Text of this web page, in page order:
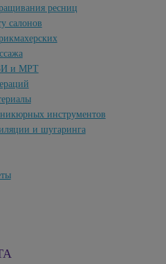
ресниц
салонов
и МРТ
инструментов
и шугаринга